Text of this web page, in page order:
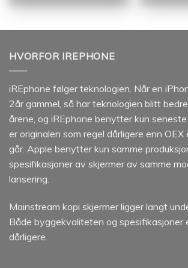
HVORFOR IREPHONE
iREphone følger teknologien. Når en
2år gammel, så har teknologien blitt
årene, og iREphone benytter kun
er originalen som regel dårligere enn
går. Apple benytter kun samme
spesifikasjoner av skjermer av samme
lansering.
Mainstream kopi skjermer ligger langt
Både byggekvaliteten og spesifikasjoner
dårligere.